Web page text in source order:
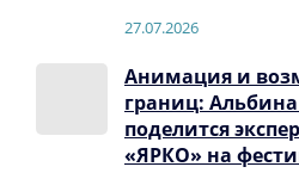
27.07.2026
Анимация и
границ:
поделится
«ЯРКО» на